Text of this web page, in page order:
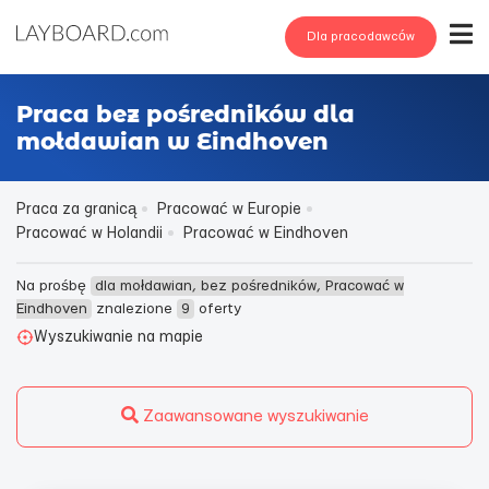
Dla pracodawców
Praca bez pośredników dla
mołdawian w Eindhoven
Praca za granicą
Pracować w Europie
Pracować w Holandii
Pracować w Eindhoven
Na prośbę dla mołdawian, bez pośredników, Pracować w
Eindhoven
znalezione 9
oferty
Wyszukiwanie na mapie
Zaawansowane wyszukiwanie